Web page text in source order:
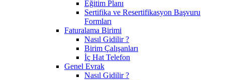
Eğitim Planı
Sertifika ve Resertifikasyon Başvuru
Formları
Faturalama Birimi
Nasıl Gidilir ?
Birim Çalışanları
İç Hat Telefon
Genel Evrak
Nasıl Gidilir ?